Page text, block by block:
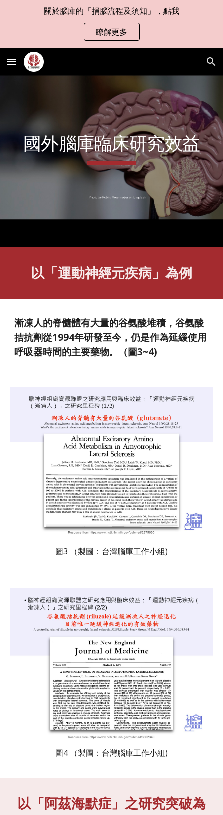
Skip to navigation
關於腦庫的「捐腦流程及須知」，點我
瞭解更多
國外腦庫臨床研究效益
以「運動神經元疾病」為例
漸凍人的脊髓體有大量的谷氨酸堆積，谷氨酸
拮抗劑從1994年研發至今，仍是作為延緩使用
呼吸器時間的主要藥物。（圖3~4)
圖3 （製圖：台灣腦庫工作小組)
圖4 （製圖：台灣腦庫工作小組)
以「阿茲海默症」之研究突破為